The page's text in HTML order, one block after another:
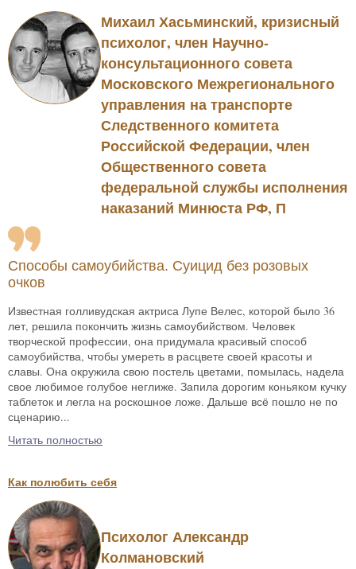
Михаил Хасьминский, кризисный
психолог, член Научно-
консультационного совета
Московского Межрегионального
управления на транспорте
Следственного комитета
Российской Федерации, член
Общественного совета
федеральной службы исполнения
наказаний Минюста РФ, П
Способы самоубийства. Суицид без розовых
очков
Известная голливудская актриса Лупе Велес, которой было 36
лет, решила покончить жизнь самоубийством. Человек
творческой профессии, она придумала красивый способ
самоубийства, чтобы умереть в расцвете своей красоты и
славы. Она окружила свою постель цветами, помылась, надела
свое любимое голубое неглиже. Запила дорогим коньяком кучку
таблеток и легла на роскошное ложе. Дальше всё пошло не по
сценарию...
Читать полностью
Как полюбить себя
Психолог Александр
Колмановский